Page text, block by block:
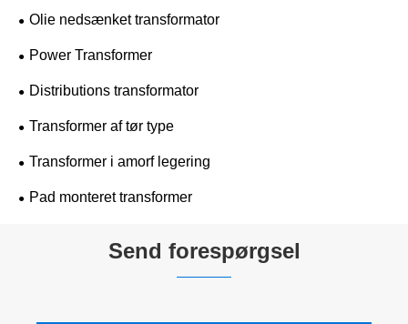
Olie nedsænket transformator
Power Transformer
Distributions transformator
Transformer af tør type
Transformer i amorf legering
Pad monteret transformer
Send forespørgsel